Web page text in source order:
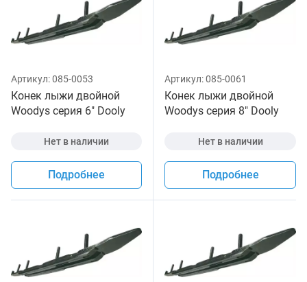
Артикул:085-0053
Конек лыжи двойной
Woodys серия 6" Dooly
Нет в наличии
Подробнее
Артикул:085-0061
Конек лыжи двойной
Woodys серия 8" Dooly
Нет в наличии
Подробнее